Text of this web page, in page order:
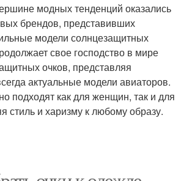
модных тенденций оказались
брендов, представивших
модели солнцезащитных
свое господство в мире
очков, представляя
актуальные модели авиаторов.
подходят как для женщин, так и для
стиль и харизму к любому образу.